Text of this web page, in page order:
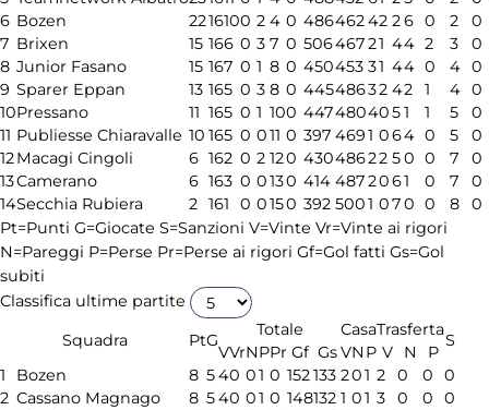
6 Bozen 2216100 2 4 0 48646242 26 0 2
0
7 Brixen 15 166 0 3 7 0 50646721 44 2 3
0
8 Junior Fasano 15 167 0 1 8 0 450453 31 44 0 4 0
9 Sparer Eppan 13 165 0 3 8 0 44548632 42 1 4 0
10Pressano 11 165 0 1 100 4474804051 1 5
0
11 Publiesse Chiaravalle 10 165 0 011 0 397 4691 064 0 5
0
12Macagi Cingoli 6 162 0 2 120 43048622 50 0 7
0
13Camerano 6 163 0 0130 414 4872061 0 7
0
14Secchia Rubiera 2 161 0 0150 392 5001 070 0 8
0
Pt=Punti G=Giocate S=Sanzioni V=Vinte Vr=Vinte ai rigori
N=Pareggi P=Perse Pr=Perse ai rigori Gf=Gol fatti Gs=Gol
subiti
Classifica ultime partite
Squadra
PtG
Totale CasaTrasferta
S
VVrNPPr Gf GsVN P V N
P
1
Bozen 8 540 01 0 152133 201 2 0 0
0
2 Cassano Magnago 8 540 01 0 148132 1 01 3 0 0
0